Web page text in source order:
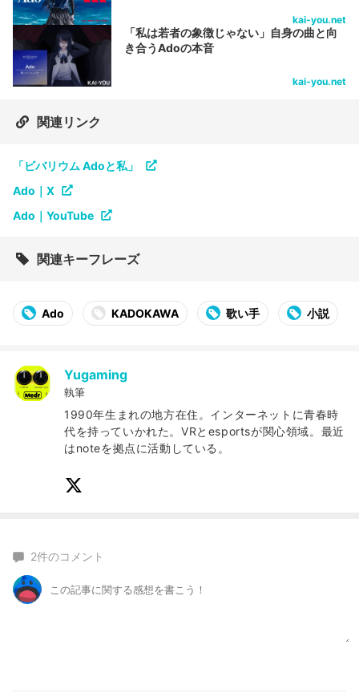
kai-you.net
「私は若者の象徴じゃない」自身の曲と向
き合うAdoの本音
kai-you.net
関連リンク
「ビバリウム Adoと私」
Ado｜X
Ado｜YouTube
関連キーフレーズ
Ado KADOKAWA 歌い手 小説
Yugaming
執筆
1990年生まれの地方在住。インターネットに青春時
代を持っていかれた。VRとesportsが関心領域。最近
はnoteを拠点に活動している。
2件のコメント